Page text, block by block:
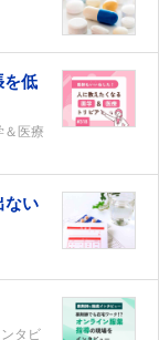
を低
＆医療
ない
タビ